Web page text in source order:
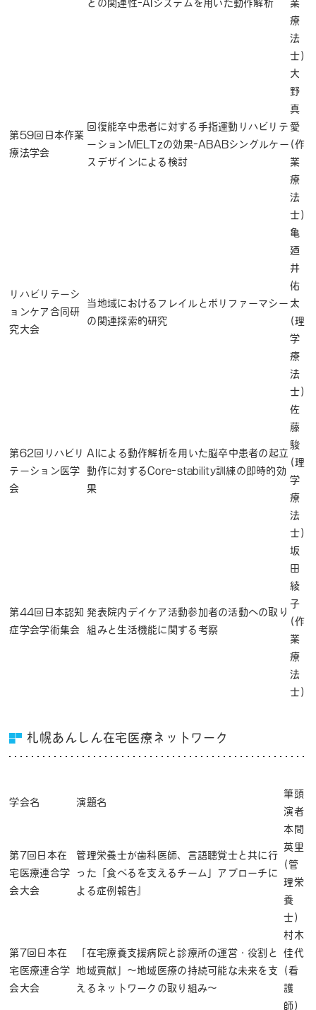
との関連性-AIシステムを用いた動作解析
業
療
法
士)
第59回日本作業
療法学会
回復能卒中患者に対する手指運動リハビリテ
ーションMELTzの効果-ABABシングルケー
スデザインによる検討
大
野
真
愛
(作
業
療
法
士)
リハビリテーシ
ョンケア合同研
究大会
当地域におけるフレイルとポリファーマシー
の関連探索的研究
亀
廼
井
佑
太
(理
学
療
法
士)
第62回リハビリ
テーション医学
会
AIによる動作解析を用いた脳卒中患者の起立
動作に対するCore-stability訓練の即時的効
果
佐
藤
駿
(理
学
療
法
士)
第44回日本認知
症学会学術集会
発表院内デイケア活動参加者の活動への取り
組みと生活機能に関する考察
坂
田
綾
子
(作
業
療
法
士)
札幌あんしん在宅医療ネットワーク
学会名 演題名
筆頭
演者
第7回日本在
宅医療連合学
会大会
管理栄養士が歯科医師、言語聴覚士と共に行
った「食べるを支えるチーム」アプローチに
よる症例報告』
本間
英里
(管
理栄
養
士)
第7回日本在
宅医療連合学
会大会
「在宅療養支援病院と診療所の運営・役割と
地域貢献」～地域医療の持続可能な未来を支
えるネットワークの取り組み～
村木
佳代
(看
護
師)